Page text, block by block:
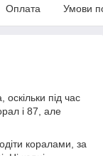
Оплата Умови
під час
і 87, але
коралами, за